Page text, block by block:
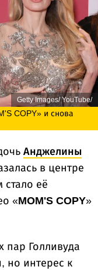
Getty Images/ YouTube/
COPY» и снова
Анджелины
в центре
стало её
«MOM'S COPY»
пар Голливуда
но интерес к